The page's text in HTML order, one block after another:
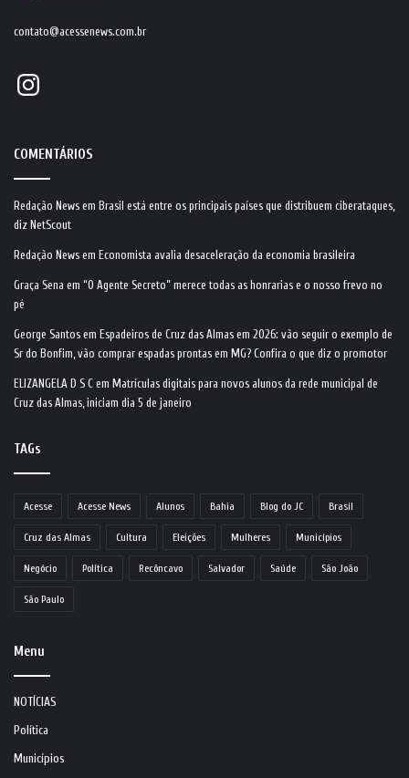
contato@acessenews.com.br
Instagram
COMENTÁRIOS
Redação News em Brasil está entre os principais países que distribuem ciberataques,
diz NetScout
Redação News em Economista avalia desaceleração da economia brasileira
Graça Sena em “O Agente Secreto” merece todas as honrarias e o nosso frevo no
pé
George Santos em Espadeiros de Cruz das Almas em 2026: vão seguir o exemplo de
Sr do Bonfim, vão comprar espadas prontas em MG? Confira o que diz o promotor
ELIZANGELA D S C em Matrículas digitais para novos alunos da rede municipal de
Cruz das Almas, iniciam dia 5 de janeiro
TAGs
Acesse Acesse News Alunos Bahia Blog do JC Brasil
Cruz das Almas Cultura Eleições Mulheres Municípios
Negócio Política Recôncavo Salvador Saúde São João
São Paulo
Menu
NOTÍCIAS
Política
Municípios